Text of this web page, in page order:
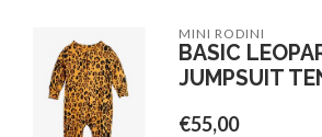
MINI RODINI
BASIC
JUMPSUIT
€55,00